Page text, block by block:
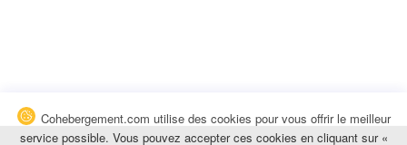
Cohebergement.com utilise des cookies pour vous offrir le meilleur
service possible. Vous pouvez accepter ces cookies en cliquant sur «